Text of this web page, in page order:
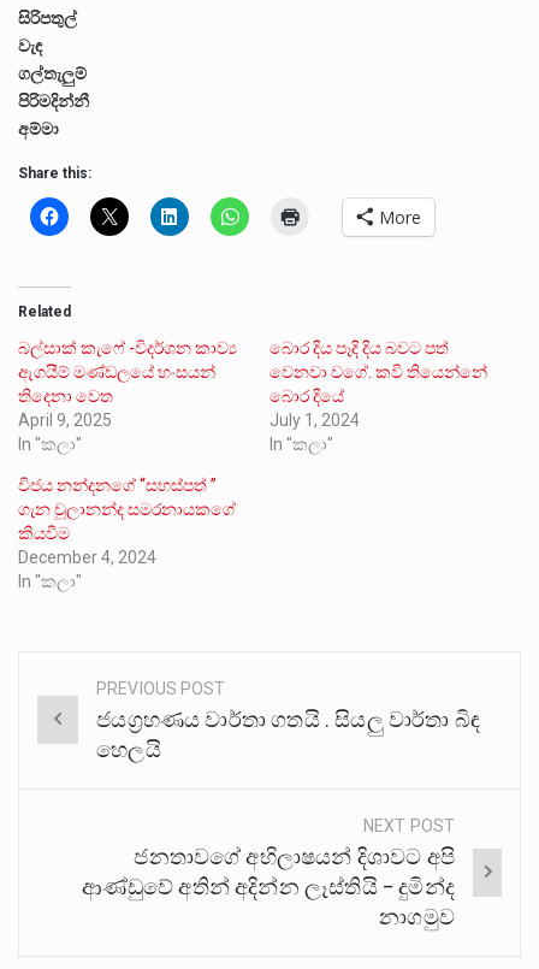
සිරිපතුල්
වැඳ
ගල්තැලුම්
පිරිමදින්නී
අම්මා
Share this:
More
Related
බල්සාක් කැෆේ -විදර්ශන කාව්‍ය
ඇගයීම් මණ්ඩලයේ හංසයන්
තිදෙනා වෙත
April 9, 2025
In "කලා"
බොර දිය පෑදි දිය බවට පත්
වෙනවා වගේ. කවි තියෙන්නේ
බොර දියේ
July 1, 2024
In "කලා"
විජය නන්දනගේ “සහස්පත් ”
ගැන චූලානන්ද සමරනායකගේ
කියවීම
December 4, 2024
In "කලා"
Post
navigation
PREVIOUS POST
ජයග්‍රහණය වාර්තා ගතයි . සියලු වාර්තා බිඳ
හෙලයි
NEXT POST
ජනතාවගේ අභිලාෂයන් දිශාවට අපි
ආණ්ඩුවේ අතින් අදින්න ලෑස්තියි – දුමින්ද
නාගමුව